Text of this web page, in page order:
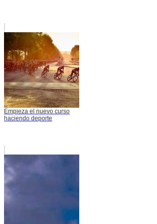
Empieza el nuevo curso
haciendo deporte